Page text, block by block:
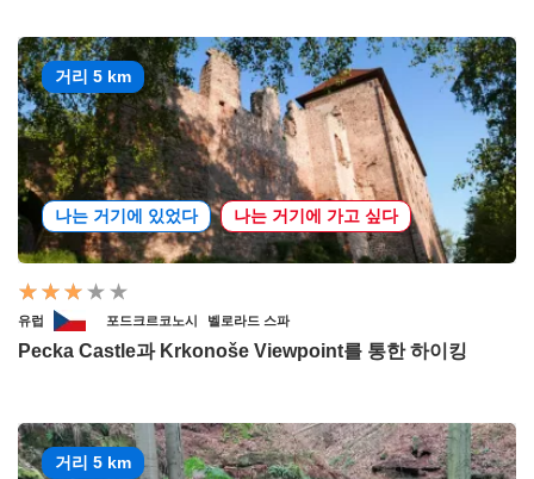
거리 5 km
나는 거기에 있었다 나는 거기에 가고 싶다
유럽 포드크르코노시 벨로라드 스파
Pecka Castle과 Krkonoše Viewpoint를 통한 하이킹
거리 5 km